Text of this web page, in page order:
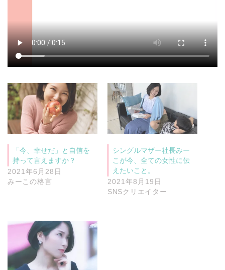
「今、幸せだ」と自信を
持って言えますか？
2021年6月28日
みーこの格言
シングルマザー社長みー
こが今、全ての女性に伝
えたいこと。
2021年8月19日
SNSクリエイター